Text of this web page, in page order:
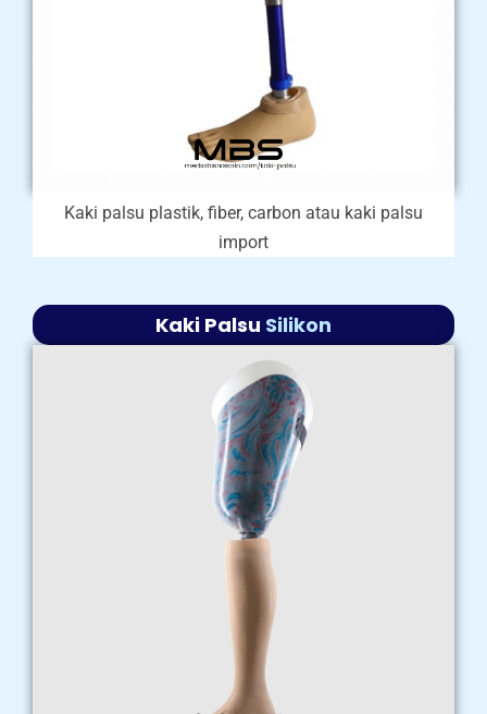
Kaki palsu plastik, fiber, carbon atau kaki palsu
import
Kaki Palsu Silikon